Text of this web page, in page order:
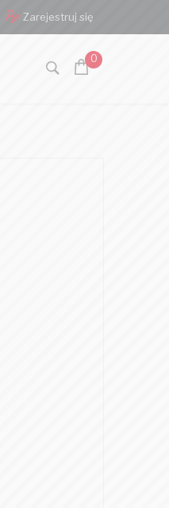
Zarejestruj się
0